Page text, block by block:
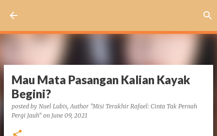
Mau Mata Pasangan Kalian Kayak
Begini?
posted by Nuel Lubis, Author "Misi Terakhir Rafael: Cinta Tak Pernah
Pergi Jauh" on June 09, 2021